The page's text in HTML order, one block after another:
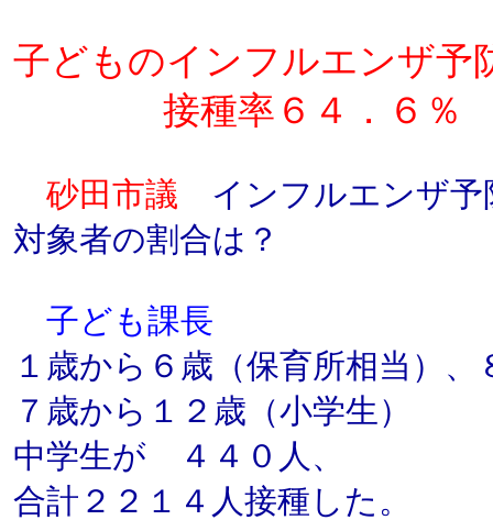
子どものインフルエンザ予
接種率６４．６％
砂田市議 インフルエンザ予
対象者の割合は？
子ども課長
１歳から６歳（保育所相当）、
７歳から１２歳（小学生）
中学生が ４４０人、
合計２２１４人接種した。